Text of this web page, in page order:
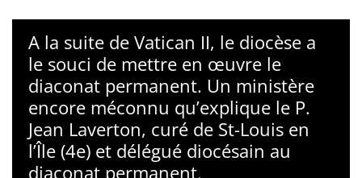
A la suite de Vatican II, le diocèse a
le souci de mettre en œuvre le
diaconat permanent. Un ministère
encore méconnu qu’explique le P.
Jean Laverton, curé de St-Louis en
l’Île (4e) et délégué diocésain au
diaconat permanent.